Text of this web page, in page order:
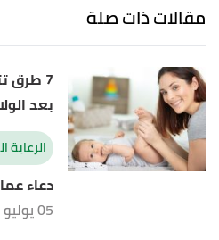
مقالات ذات صلة
7 طرق
بعد
الرعاية
دعاء
05 يوليو 2021